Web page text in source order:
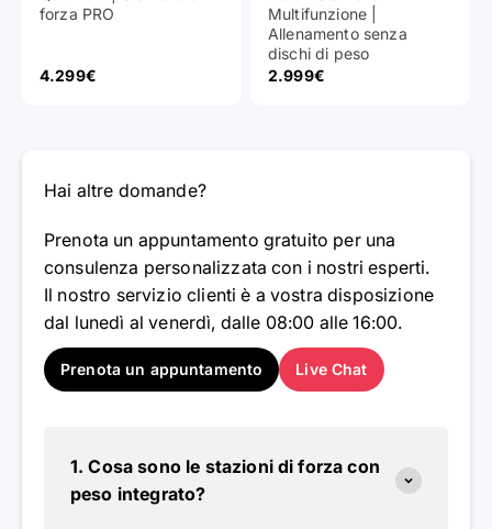
forza PRO
Prezzo scontato
4.299€
Multifunzione |
Allenamento senza
dischi di peso
Prezzo scontato
2.999€
Hai altre domande?
Prenota un appuntamento gratuito per una
consulenza personalizzata con i nostri esperti.
Il nostro servizio clienti è a vostra disposizione
dal lunedì al venerdì, dalle 08:00 alle 16:00.
Prenota un appuntamento Live Chat
1. Cosa sono le stazioni di forza con
peso integrato?